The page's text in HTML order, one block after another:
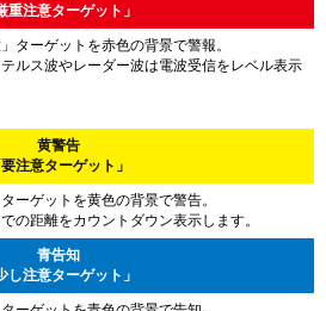
重注意ターゲット」
ターゲットを赤色の背景で警報。
ルス波やレーダー波は電波受信をレベル表示
黄警告
要注意ターゲット」
ーゲットを黄色の背景で警告。
の距離をカウントダウン表示します。
青告知
し注意ターゲット」